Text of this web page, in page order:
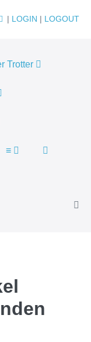
| LOGIN | LOGOUT
Trotter
≡
Suche-